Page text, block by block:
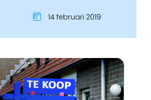
14 februari 2019